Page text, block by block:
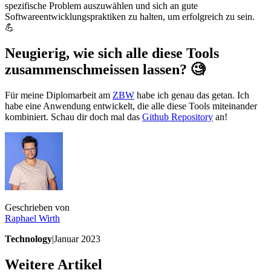
spezifische Problem auszuwählen und sich an gute
Softwareentwicklungspraktiken zu halten, um erfolgreich zu sein.
💪
Neugierig, wie sich alle diese Tools
zusammenschmeissen lassen? 🧐
Für meine Diplomarbeit am ZBW habe ich genau das getan. Ich
habe eine Anwendung entwickelt, die alle diese Tools miteinander
kombiniert. Schau dir doch mal das Github Repository an!
Geschrieben von
Raphael Wirth
Technology|Januar 2023
Weitere Artikel